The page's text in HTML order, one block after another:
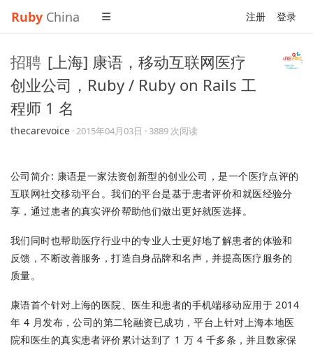
Ruby China 注册 登录
招聘 [上海] 康语，移动互联网医疗
创业公司，Ruby / Ruby on Rails 工
程师 1 名
thecarevoice ·2015年04月03日 · 3889 次阅读
公司简介: 康语是一家法资创新型的创业公司，是一个医疗点评的
互联网社交移动平台。我们的平台是基于患者评价和就医经验分
享，通过患者的真实评价帮助他们做出更好就医选择。
我们同时也帮助医疗行业中的专业人士更好地了解患者的体验和
反馈，不断改善服务，打造自身品牌和名声，并提高医疗服务的
质量。
康语首个针对上海的医院、医生和患者的手机端移动应用于 2014
年 4 月发布，公司的第二轮融资已成功，平台上针对上海本地医
院和医生的真实患者评价累计达到了 1 万 4 千多条，并且数家保